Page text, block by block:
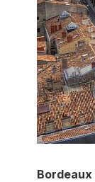
Bordeaux